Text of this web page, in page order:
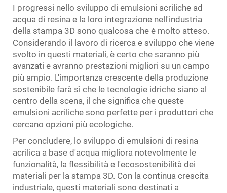
I progressi nello sviluppo di emulsioni acriliche ad
acqua di resina e la loro integrazione nell'industria
della stampa 3D sono qualcosa che è molto atteso.
Considerando il lavoro di ricerca e sviluppo che viene
svolto in questi materiali, è certo che saranno più
avanzati e avranno prestazioni migliori su un campo
più ampio. L'importanza crescente della produzione
sostenibile farà sì che le tecnologie idriche siano al
centro della scena, il che significa che queste
emulsioni acriliche sono perfette per i produttori che
cercano opzioni più ecologiche.
Per concludere, lo sviluppo di emulsioni di resina
acrilica a base d'acqua migliora notevolmente le
funzionalità, la flessibilità e l'ecosostenibilità dei
materiali per la stampa 3D. Con la continua crescita
industriale, questi materiali sono destinati a